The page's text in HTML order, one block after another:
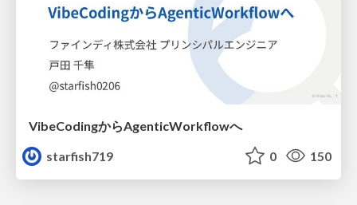
VibeCodingからAgenticWorkflowへ
starfish719
0 150